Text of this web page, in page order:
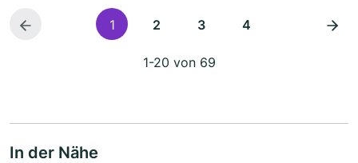
1 2 3 4
1-20 von 69
In der Nähe